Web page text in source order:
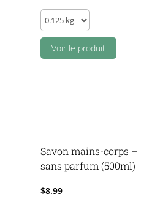
Revitalisant
-
Guimauve
Voir le produit
Savon mains-corps –
sans parfum (500ml)
$8.99